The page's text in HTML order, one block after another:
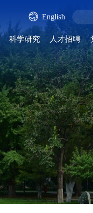
English
科学研究 人才招聘